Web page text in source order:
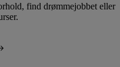
find drømmejobbet eller